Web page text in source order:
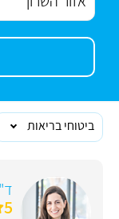
ביטוחי בריאות
5